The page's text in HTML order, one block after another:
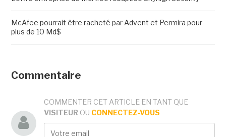
McAfee pourrait être racheté par Advent et Permira pour
plus de 10 Md$
Commentaire
COMMENTER CET ARTICLE EN TANT QUE
VISITEUR OU CONNECTEZ-VOUS